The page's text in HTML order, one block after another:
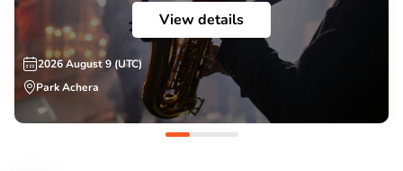
View details
2026 August 9 (UTC)
Park Achera